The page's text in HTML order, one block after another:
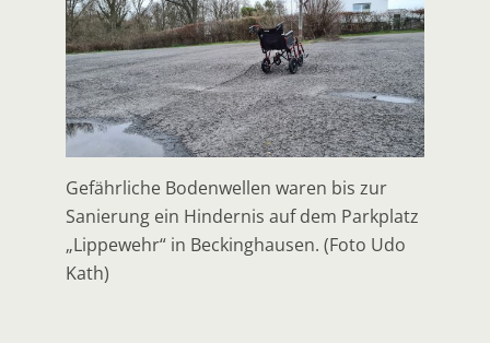
Gefährliche Bodenwellen waren bis zur
Sanierung ein Hindernis auf dem Parkplatz
„Lippewehr“ in Beckinghausen. (Foto Udo
Kath)